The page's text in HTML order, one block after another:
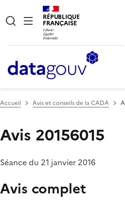
RÉPUBLIQUE
FRANÇAISE
Accueil Avis et conseils de la CADA
Avis 20156015
Séance du 21 janvier 2016
Avis complet